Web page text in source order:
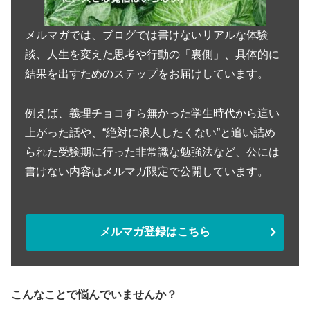
メルマガでは、ブログでは書けないリアルな体験
談、人生を変えた思考や行動の「裏側」、具体的に
結果を出すためのステップをお届けしています。
例えば、義理チョコすら無かった学生時代から這い
上がった話や、“絶対に浪人したくない”と追い詰め
られた受験期に行った非常識な勉強法など、公には
書けない内容はメルマガ限定で公開しています。
メルマガ登録はこちら
こんなことで悩んでいませんか？